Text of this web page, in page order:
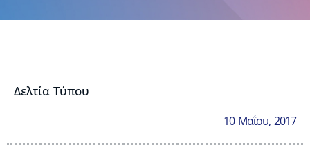
Δελτία Τύπου
10 Μαΐου, 2017